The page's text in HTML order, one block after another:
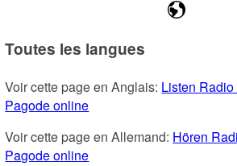
Toutes les langues
Voir cette page en Anglais: Listen
Pagode online
Voir cette page en Allemand: Hören
Pagode online